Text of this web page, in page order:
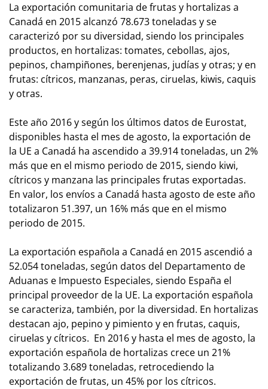
La exportación comunitaria de frutas y hortalizas a
Canadá en 2015 alcanzó 78.673 toneladas y se
caracterizó por su diversidad, siendo los principales
productos, en hortalizas: tomates, cebollas, ajos,
pepinos, champiñones, berenjenas, judías y otras; y en
frutas: cítricos, manzanas, peras, ciruelas, kiwis, caquis
y otras.
Este año 2016 y según los últimos datos de Eurostat,
disponibles hasta el mes de agosto, la exportación de
la UE a Canadá ha ascendido a 39.914 toneladas, un 2%
más que en el mismo periodo de 2015, siendo kiwi,
cítricos y manzana las principales frutas exportadas.
En valor, los envíos a Canadá hasta agosto de este año
totalizaron 51.397, un 16% más que en el mismo
periodo de 2015.
La exportación española a Canadá en 2015 ascendió a
52.054 toneladas, según datos del Departamento de
Aduanas e Impuesto Especiales, siendo España el
principal proveedor de la UE. La exportación española
se caracteriza, también, por la diversidad. En hortalizas
destacan ajo, pepino y pimiento y en frutas, caquis,
ciruelas y cítricos. En 2016 y hasta el mes de agosto, la
exportación española de hortalizas crece un 21%
totalizando 3.689 toneladas, retrocediendo la
exportación de frutas, un 45% por los cítricos.